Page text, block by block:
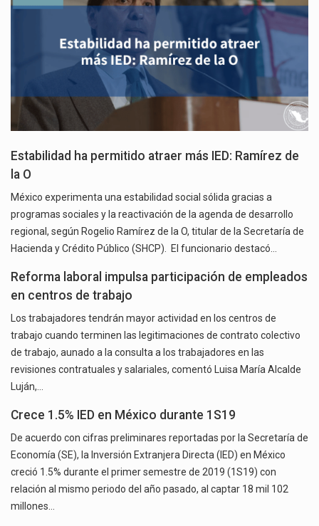
Estabilidad ha permitido atraer más IED: Ramírez de
la O
México experimenta una estabilidad social sólida gracias a
programas sociales y la reactivación de la agenda de desarrollo
regional, según Rogelio Ramírez de la O, titular de la Secretaría de
Hacienda y Crédito Público (SHCP). El funcionario destacó…
Reforma laboral impulsa participación de empleados
en centros de trabajo
Los trabajadores tendrán mayor actividad en los centros de
trabajo cuando terminen las legitimaciones de contrato colectivo
de trabajo, aunado a la consulta a los trabajadores en las
revisiones contratuales y salariales, comentó Luisa María Alcalde
Luján,…
Crece 1.5% IED en México durante 1S19
De acuerdo con cifras preliminares reportadas por la Secretaría de
Economía (SE), la Inversión Extranjera Directa (IED) en México
creció 1.5% durante el primer semestre de 2019 (1S19) con
relación al mismo periodo del año pasado, al captar 18 mil 102
millones…